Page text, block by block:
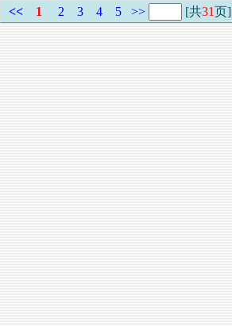
<< 1 2 3 4 5 >> [共31页]